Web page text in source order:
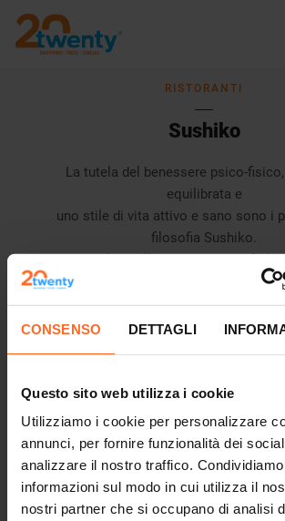
CONSENSO DETTAGLI
Questo sito web utilizza i cookie
Utilizziamo i cookie per personalizzare
annunci, per fornire funzionalità dei
analizzare il nostro traffico.
informazioni sul modo in cui utilizza il
nostri partner che si occupano di analisi
RISTORANTI
Sushiko
La tutela del benessere psico-
equilibrata e
uno stile di vita attivo e sano sono i
filosofia Sushiko.
La qualità delle materie prime fa la
grande punto di forza per
3° piano
info@sushiko.it